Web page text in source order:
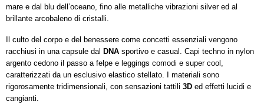
mare e dal blu dell’oceano, fino alle metalliche vibrazioni silver ed al
brillante arcobaleno di cristalli.
Il culto del corpo e del benessere come concetti essenziali vengono
racchiusi in una capsule dal DNA sportivo e casual. Capi techno in nylon
argento cedono il passo a felpe e leggings comodi e super cool,
caratterizzati da un esclusivo elastico stellato. I materiali sono
rigorosamente tridimensionali, con sensazioni tattili 3D ed effetti lucidi e
cangianti.